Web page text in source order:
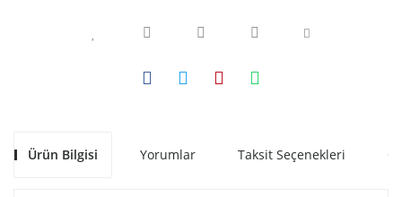
Ürün Bilgisi Yorumlar Taksit Seçenekleri